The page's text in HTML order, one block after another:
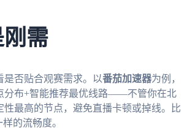
需
否贴合观赛需求。以番茄加速器为例，
分布+智能推荐最优线路——不管你在北
最高的节点，避免直播卡顿或掉线。比
的流畅度。